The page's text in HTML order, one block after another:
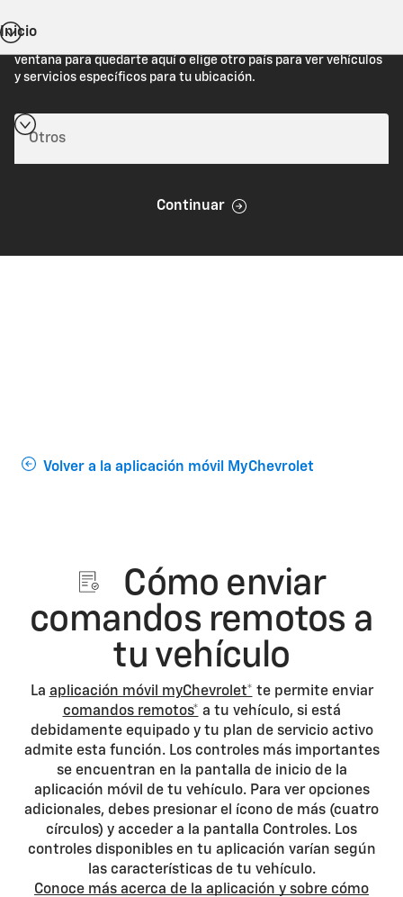
Estás viendo Chevrolet.com (Estados Unidos). Cierra esta
ventana para quedarte aquí o elige otro país para ver vehículos
y servicios específicos para tu ubicación.
Continuar
Inicio
Volver a la aplicación móvil MyChevrolet
Cómo enviar
comandos remotos a
tu vehículo
La aplicación móvil myChevrolet* te permite enviar
comandos remotos* a tu vehículo, si está
debidamente equipado y tu plan de servicio activo
admite esta función. Los controles más importantes
se encuentran en la pantalla de inicio de la
aplicación móvil de tu vehículo. Para ver opciones
adicionales, debes presionar el ícono de más (cuatro
círculos) y acceder a la pantalla Controles. Los
controles disponibles en tu aplicación varían según
las características de tu vehículo.
Conoce más acerca de la aplicación y sobre cómo